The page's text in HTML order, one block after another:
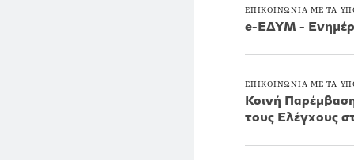
ΕΠΙΚΟΙΝΩΝΙΑ ΜΕ ΤΑ
e-EΔΥΜ -
ΕΠΙΚΟΙΝΩΝΙΑ ΜΕ ΤΑ
Κοινή
τους Ελέγχους